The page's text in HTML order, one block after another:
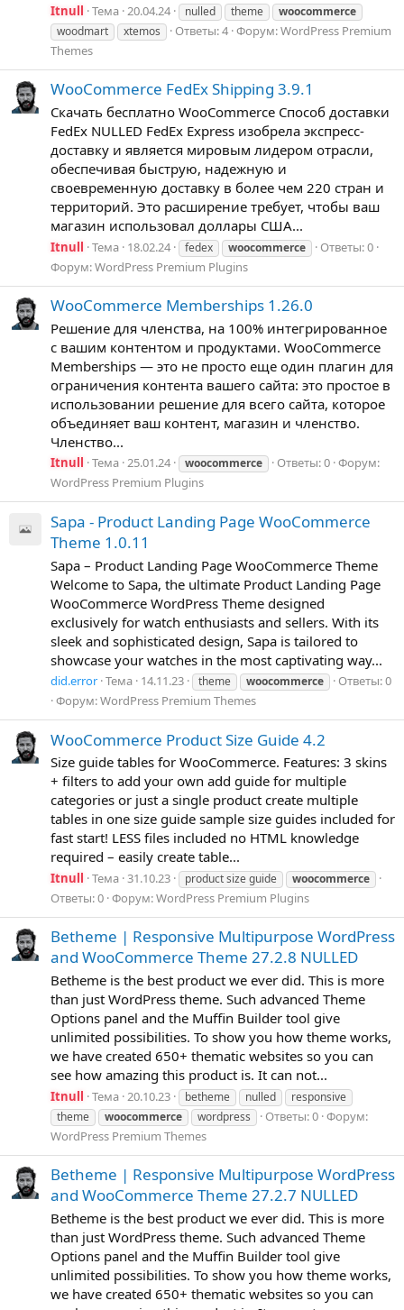
Itnull Тема 20.04.24 nulled theme
woocommerce
woodmart
xtemos Ответы: 4 Форум:WordPress Premium
Themes
WooCommerce FedEx Shipping 3.9.1
Скачать бесплатно WooCommerce Способ доставки
FedEx NULLED FedEx Express изобрела экспресс-
доставку и является мировым лидером отрасли,
обеспечивая быструю, надежную и
своевременную доставку в более чем 220 стран и
территорий. Это расширение требует, чтобы ваш
магазин использовал доллары США...
Itnull Тема 18.02.24 fedex woocommerce
Ответы: 0
Форум:WordPress Premium Plugins
WooCommerce Memberships 1.26.0
Решение для членства, на 100% интегрированное
с вашим контентом и продуктами. WooCommerce
Memberships — это не просто еще один плагин для
ограничения контента вашего сайта: это простое в
использовании решение для всего сайта, которое
объединяет ваш контент, магазин и членство.
Членство...
Itnull Тема 25.01.24 woocommerce Ответы: 0 Форум:
WordPress Premium Plugins
Sapa - Product Landing Page WooCommerce
Theme 1.0.11
Sapa – Product Landing Page WooCommerce Theme
Welcome to Sapa, the ultimate Product Landing Page
WooCommerce WordPress Theme designed
exclusively for watch enthusiasts and sellers. With its
sleek and sophisticated design, Sapa is tailored to
showcase your watches in the most captivating way...
did.error Тема 14.11.23 theme woocommerce
Ответы: 0
Форум:WordPress Premium Themes
WooCommerce Product Size Guide 4.2
Size guide tables for WooCommerce. Features: 3 skins
+ filters to add your own add guide for multiple
categories or just a single product create multiple
tables in one size guide sample size guides included for
fast start! LESS files included no HTML knowledge
required – easily create table...
Itnull Тема 31.10.23 product size guide woocommerce
Ответы: 0 Форум:WordPress Premium Plugins
Betheme | Responsive Multipurpose WordPress
and WooCommerce Theme 27.2.8 NULLED
Betheme is the best product we ever did. This is more
than just WordPress theme. Such advanced Theme
Options panel and the Muffin Builder tool give
unlimited possibilities. To show you how theme works,
we have created 650+ thematic websites so you can
see how amazing this product is. It can not...
Itnull Тема 20.10.23 betheme nulled
responsive
theme
woocommerce wordpress Ответы: 0 Форум:
WordPress Premium Themes
Betheme | Responsive Multipurpose WordPress
and WooCommerce Theme 27.2.7 NULLED
Betheme is the best product we ever did. This is more
than just WordPress theme. Such advanced Theme
Options panel and the Muffin Builder tool give
unlimited possibilities. To show you how theme works,
we have created 650+ thematic websites so you can